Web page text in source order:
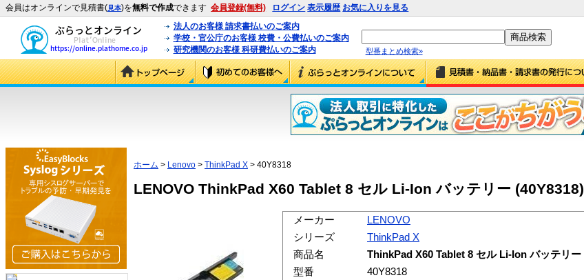
会員はオンラインで見積書(見本)を無料で作成できます 会員登録(無料) ログイン 表示履歴 お気に入りを見る
法人のお客様 請求書払いのご案内
学校・官公庁のお客様 校費・公費払いのご案内
研究機関のお客様 科研費払いのご案内
型番まとめ検索»
ホーム > Lenovo > ThinkPad X > 40Y8318
LENOVO ThinkPad X60 Tablet 8 セル Li-Ion バッテリー (40Y8318)
メーカー
LENOVO
シリーズ
ThinkPad X
商品名
ThinkPad X60 Tablet 8 セル Li-Ion バッテリー
型番
40Y8318